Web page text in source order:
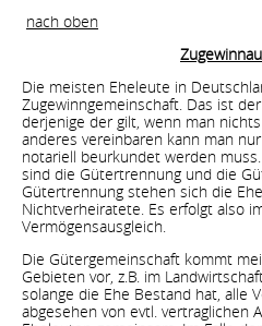
nach oben
Die meisten Eheleute in
Zugewinngemeinschaft. Das ist
derjenige der gilt, wenn man
anderes vereinbaren kann man
notariell beurkundet werden
sind die Gütertrennung und die
Gütertrennung stehen sich die
Nichtverheiratete. Es erfolgt also
Vermögensausgleich.
Die Gütergemeinschaft kommt
Gebieten vor, z.B. im
solange die Ehe Bestand hat, alle
abgesehen von evtl. vertraglichen